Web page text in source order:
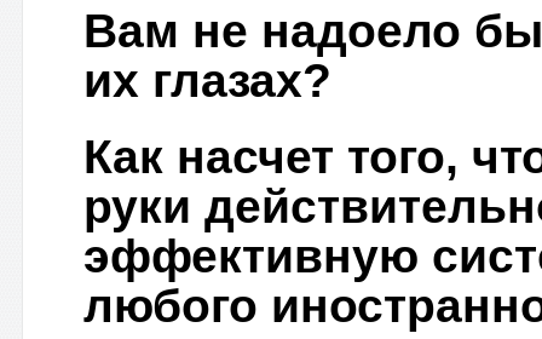
Вам не надоело
их глазах?
Как насчет того,
руки
эффективную
любого